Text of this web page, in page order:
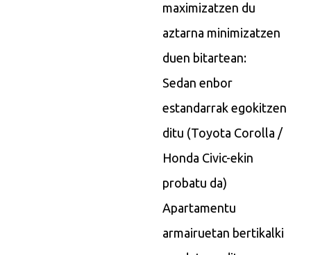
maximizatzen du
aztarna minimizatzen
duen bitartean:
Sedan enbor
estandarrak egokitzen
ditu (Toyota Corolla /
Honda Civic-ekin
probatu da)
Apartamentu
armairuetan bertikalki